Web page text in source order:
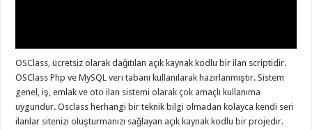
OSClass, ücretsiz olarak dağıtılan açık kaynak kodlu bir ilan scriptidir.
OSClass Php ve MySQL veri tabanı kullanılarak hazırlanmıştır. Sistem
genel, iş, emlak ve oto ilan sistemi olarak çok amaçlı kullanıma
uygundur. Osclass herhangi bir teknik bilgi olmadan kolayca kendi seri
ilanlar sitenizi oluşturmanızı sağlayan açık kaynak kodlu bir projedir.